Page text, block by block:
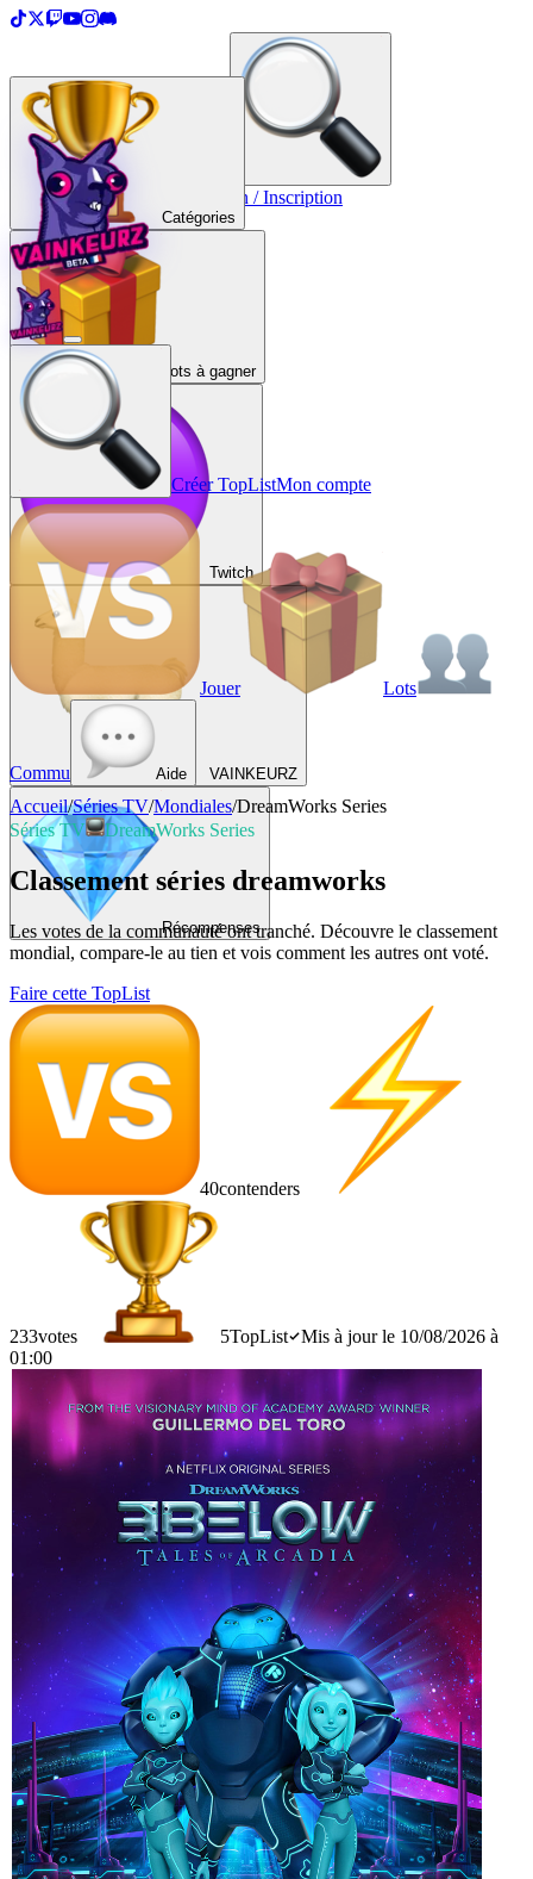
Créer une TopList Connexion / Inscription
Catégories
Lots à gagner
Twitch
VAINKEURZ
Récompenses
Créer TopListMon compte
Jouer Lots
Commu Aide
Accueil/Séries TV/Mondiales/DreamWorks Series
Séries TV
DreamWorks Series
Classement séries dreamworks
Les votes de la communauté ont tranché. Découvre le classement
mondial, compare-le au tien et vois comment les autres ont voté.
Faire cette TopList
40contenders
233votes 5TopList
Mis à jour le 10/08/2026 à
01:00